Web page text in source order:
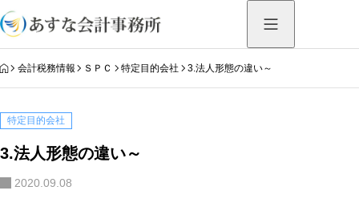
HOME
会計税務情報 ＳＰＣ 特定目的会社 3.法人形態の違い～
特定目的会社
3.法人形態の違い～
2020.09.08